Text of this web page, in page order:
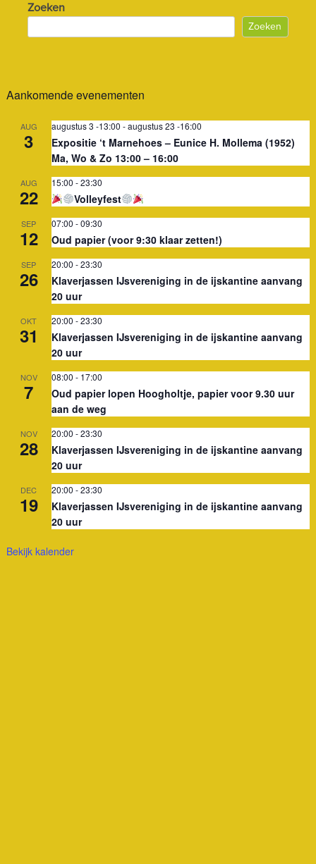
Zoeken
Zoeken
Aankomende evenementen
AUG
3
augustus 3 -13:00 -augustus 23 -16:00
Expositie ‘t Marnehoes – Eunice H. Mollema (1952)
Ma, Wo & Zo 13:00 – 16:00
AUG
22
15:00 -23:30
Volleyfest
SEP
12
07:00 -09:30
Oud papier (voor 9:30 klaar zetten!)
SEP
26
20:00 -23:30
Klaverjassen IJsvereniging in de ijskantine aanvang
20 uur
OKT
31
20:00 -23:30
Klaverjassen IJsvereniging in de ijskantine aanvang
20 uur
NOV
7
08:00 - 17:00
Oud papier lopen Hoogholtje, papier voor 9.30 uur
aan de weg
NOV
28
20:00 -23:30
Klaverjassen IJsvereniging in de ijskantine aanvang
20 uur
DEC
19
20:00 -23:30
Klaverjassen IJsvereniging in de ijskantine aanvang
20 uur
Bekijk kalender